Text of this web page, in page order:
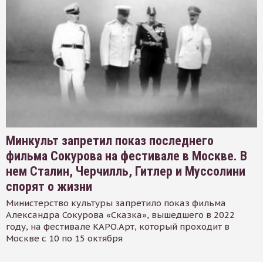
Минкульт запретил показ последнего
фильма Сокурова на фестивале в Москве. В
нем Сталин, Черчилль, Гитлер и Муссолини
спорят о жизни
Министерство культуры запретило показ фильма
Александра Сокурова «Сказка», вышедшего в 2022
году, на фестивале КАРО.Арт, который проходит в
Москве с 10 по 15 октября